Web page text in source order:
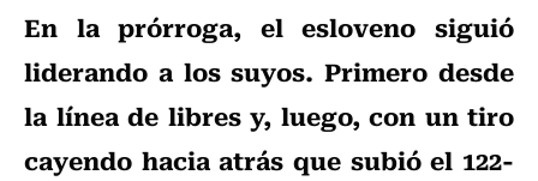
En la prórroga, el esloveno siguió
liderando a los suyos. Primero desde
la línea de libres y, luego, con un tiro
cayendo hacia atrás que subió el 122-